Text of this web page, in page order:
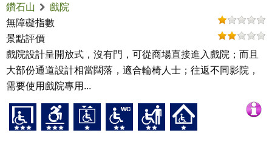
鑽石山
戲院
無障礙指數
景點評價
戲院設計呈開放式，沒有門，可從商場直接進入戲院；而且
大部份通道設計相當闊落，適合輪椅人士；往返不同影院，
需要使用戲院專用...